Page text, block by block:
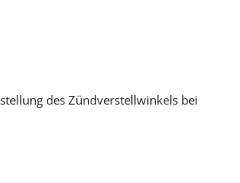
des Zündverstellwinkels bei